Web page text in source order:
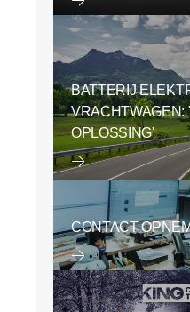
BATTERIJ
VRACHTWAGEN:
OPLOSSING'
CONTACT